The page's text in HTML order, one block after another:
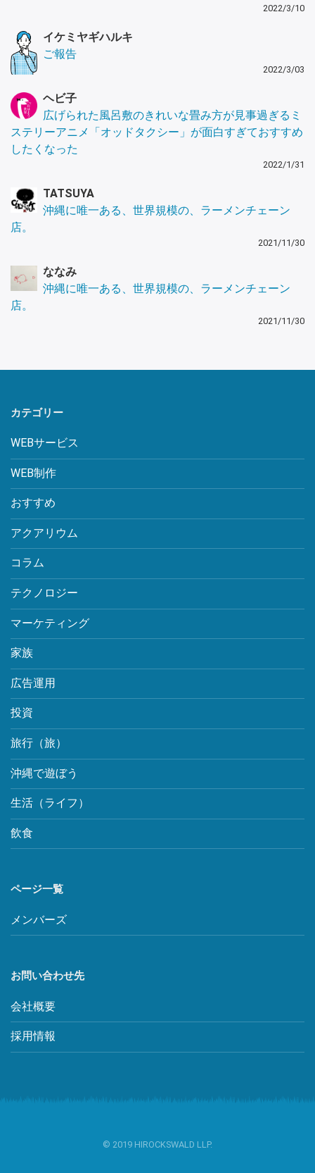
2022/3/10
イケミヤギハルキ
ご報告
2022/3/03
ヘビ子
広げられた風呂敷のきれいな畳み方が見事過ぎるミ
ステリーアニメ「オッドタクシー」が面白すぎておすすめ
したくなった
2022/1/31
TATSUYA
沖縄に唯一ある、世界規模の、ラーメンチェーン
店。
2021/11/30
ななみ
沖縄に唯一ある、世界規模の、ラーメンチェーン
店。
2021/11/30
カテゴリー
WEBサービス
WEB制作
おすすめ
アクアリウム
コラム
テクノロジー
マーケティング
家族
広告運用
投資
旅行（旅）
沖縄で遊ぼう
生活（ライフ）
飲食
ページ一覧
メンバーズ
お問い合わせ先
会社概要
採用情報
© 2019 HIROCKSWALD LLP.